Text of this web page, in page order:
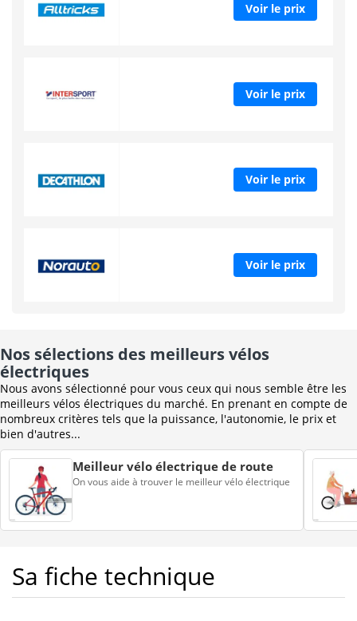
Voir le prix
Voir le prix
Voir le prix
Voir le prix
Nos sélections des meilleurs vélos
électriques
Nous avons sélectionné pour vous ceux qui nous semble être les
meilleurs vélos électriques du marché. En prenant en compte de
nombreux critères tels que la puissance, l'autonomie, le prix et
bien d'autres...
Meilleur vélo électrique de route
On vous aide à trouver le meilleur vélo électrique
Sa fiche technique